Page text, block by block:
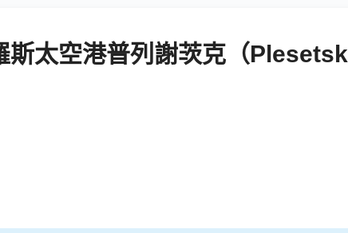
斯太空港普列謝茨克（Plesetsk